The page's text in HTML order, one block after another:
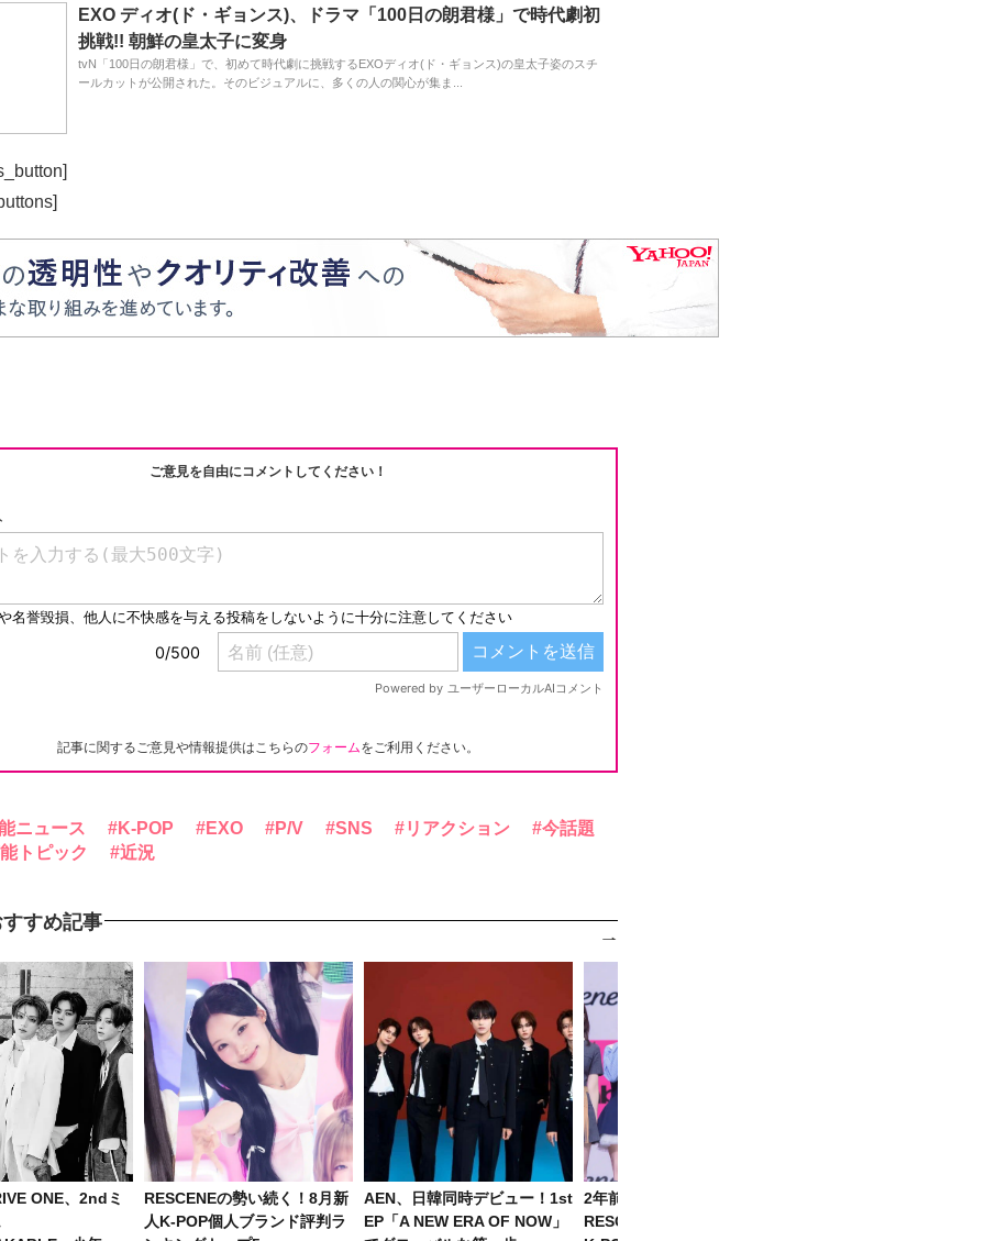
EXO ディオ(ド・ギョンス)、ドラマ「100日の朗君様」で時代劇初
挑戦!! 朝鮮の皇太子に変身
tvN「100日の朗君様」で、初めて時代劇に挑戦するEXOディオ(ド・ギョンス)の皇太子姿のスチ
ールカットが公開された。そのビジュアルに、多くの人の関心が集ま...
ご意見を自由にコメントしてください！
記事に関するご意見や情報提供はこちらのフォームをご利用ください。
ニュース K-POP EXO P/V SNS リアクション
今話題
トピック
近況
すめ記事
ONE、2ndミ
RESCENEの勢い続く！8月新
人K-POP個人ブランド評判ラ
AEN、日韓同時デビュー！1st
EP「A NEW ERA OF NOW」
2年前の楽曲が逆走ヒット･･
RESCENEが2連覇、8月新人